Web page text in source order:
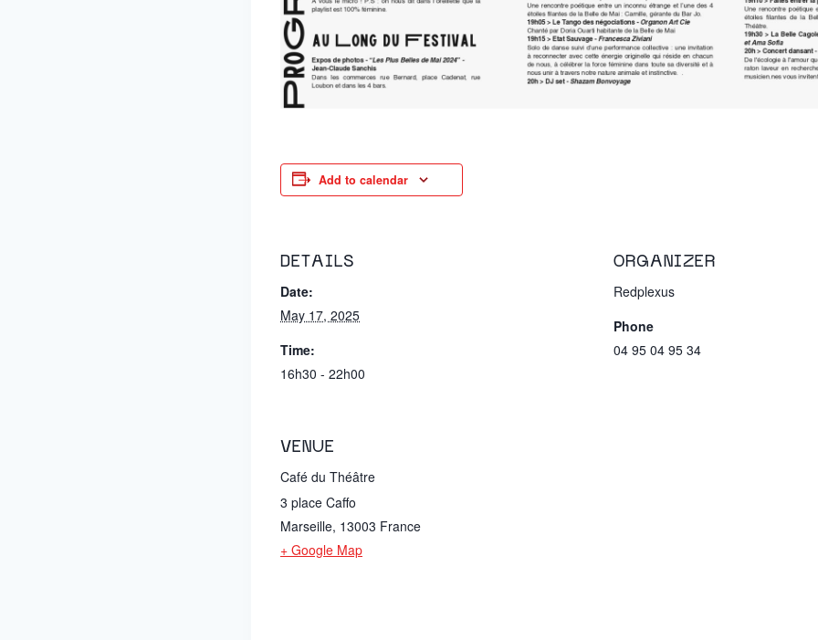
Add to calendar
DETAILS
Date:
May 17, 2025
Time:
16h30 - 22h00
ORGANIZER
Redplexus
Phone
04 95 04 95 34
VENUE
Café du Théâtre
3 place Caffo
Marseille, 13003 France
+ Google Map